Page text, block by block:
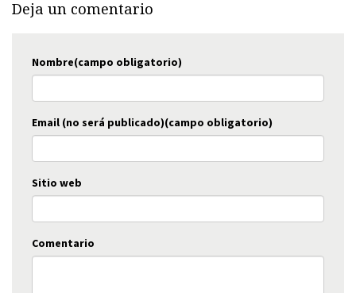
Deja un comentario
Nombre(campo obligatorio)
Email (no será publicado)(campo obligatorio)
Sitio web
Comentario